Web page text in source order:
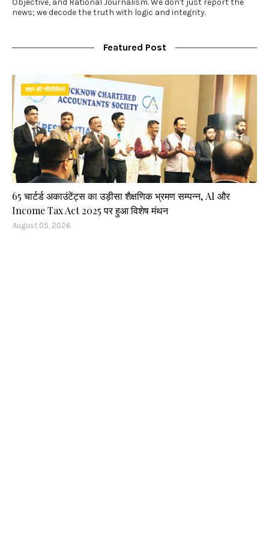
Objective, and Rational Journalism. We don't just report the
news; we decode the truth with logic and integrity.
Featured Post
शहर की गतिविधियां
65 चार्टर्ड अकाउंटेंट्स का उड़ीसा शैक्षणिक भ्रमण सम्पन्न, AI और
Income Tax Act 2025 पर हुआ विशेष मंथन
August 05, 2026